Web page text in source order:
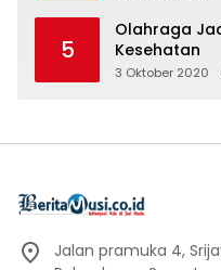
5
Olahraga
Kesehatan
3 Oktober 2020
Jalan pramuka 4,